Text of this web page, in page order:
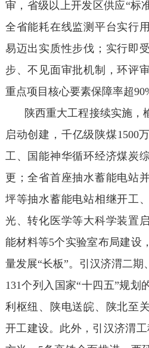
审，省级以上开发区供应“标
全省能耗在线监测平台实行
易迈出实质性步伐；实行即
步、不见面审批机制，环评
重点项目核心要素保障率超
陕西重大工程接续实施，
启动创建，千亿级陕煤1500
工、国能神华循环经济煤炭
更；全省首座抽水蓄能电站
坪等抽水蓄能电站相继开工
光、转化医学等大科学装置
能材料等5个实验室布局建设
量发展“长板”。引汉济渭二
131个列入国家“十四五”规划
利枢纽、陕电送皖、陕北至
开工建设。此外，引汉济渭